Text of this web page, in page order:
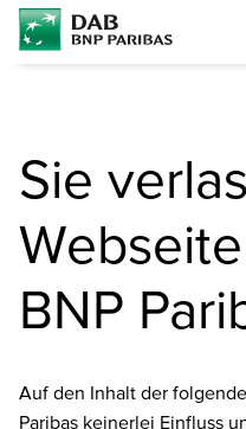
Sie
BNP
Auf den Inhalt der
Paribas keinerlei Einfluss